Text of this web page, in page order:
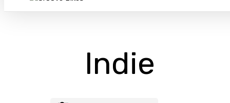
Indie